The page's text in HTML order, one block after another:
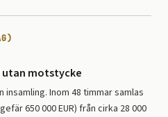
utan motstycke
Inom 48 timmar samlas
650 000 EUR) från cirka 28 000